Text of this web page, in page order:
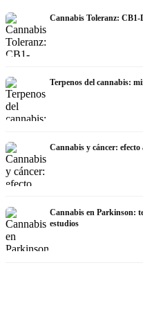
Cannabis Toleranz: CB1-
Terpenos del cannabis:
Cannabis y cáncer:
Cannabis en Parkinson:
estudios